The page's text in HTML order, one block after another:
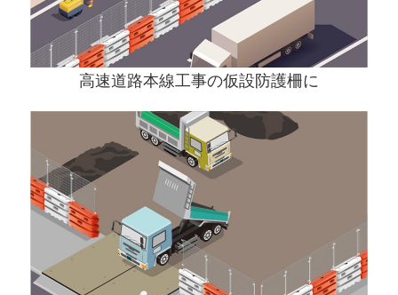
高速道路本線工事の仮設防護柵に